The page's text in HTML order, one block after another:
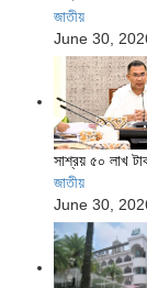
জাতীয়
June 30,
সাশ্রয় ৫০ লাখ
জাতীয়
June 30,